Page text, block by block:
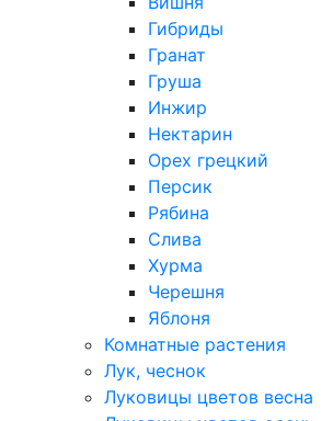
Гибриды
Гранат
Груша
Инжир
Нектарин
Орех грецкий
Персик
Рябина
Слива
Хурма
Черешня
Яблоня
Комнатные растения
Лук, чеснок
Луковицы цветов весна